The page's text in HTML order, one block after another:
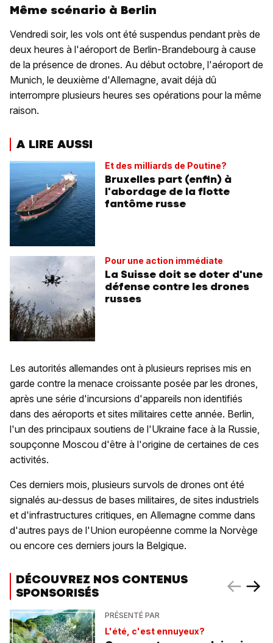
Même scénario à Berlin
Vendredi soir, les vols ont été suspendus pendant près de
deux heures à l'aéroport de Berlin-Brandebourg à cause
de la présence de drones. Au début octobre, l'aéroport de
Munich, le deuxième d'Allemagne, avait déjà dû
interrompre plusieurs heures ses opérations pour la même
raison.
A LIRE AUSSI
Et des milliards de Poutine?
Bruxelles part (enfin) à
l'abordage de la flotte
fantôme russe
Pour une action immédiate
La Suisse doit se doter d'une
défense contre les drones
russes
Les autorités allemandes ont à plusieurs reprises mis en
garde contre la menace croissante posée par les drones,
après une série d'incursions d'appareils non identifiés
dans des aéroports et sites militaires cette année. Berlin,
l'un des principaux soutiens de l'Ukraine face à la Russie,
soupçonne Moscou d'être à l'origine de certaines de ces
activités.
Ces derniers mois, plusieurs survols de drones ont été
signalés au-dessus de bases militaires, de sites industriels
et d'infrastructures critiques, en Allemagne comme dans
d'autres pays de l'Union européenne comme la Norvège
ou encore ces derniers jours la Belgique.
DÉCOUVREZ NOS CONTENUS
SPONSORISÉS
PRÉSENTÉ PAR
L'été, c'est ennuyeux?